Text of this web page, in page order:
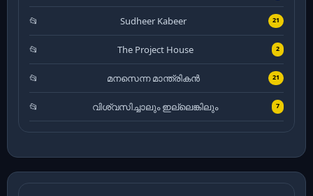
Sudheer Kabeer 21
The Project House 2
മനസെന്ന മാന്ത്രികൻ 21
വിശ്വസിച്ചാലും ഇല്ലെങ്കിലും 7